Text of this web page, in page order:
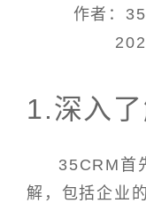
作者：
1.深入了
35CRM首
解，包括企业